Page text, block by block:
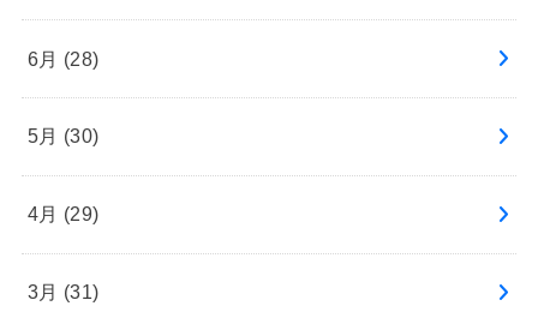
6月 (28)
5月 (30)
4月 (29)
3月 (31)